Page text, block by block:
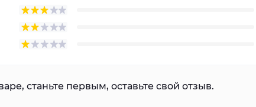
станьте первым, оставьте свой отзыв.